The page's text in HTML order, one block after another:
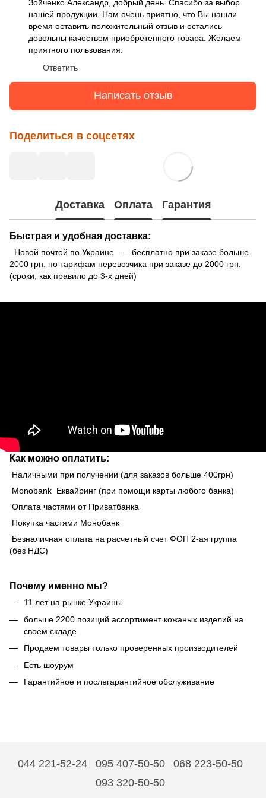
Зойченко Александр, добрый день. Спасибо за выбор
нашей продукции. Нам очень приятно, что Вы нашли
время оставить положительный отзыв и остались
довольны качеством приобретенного товара. Желаем
приятного пользования.
Ответить
Написать отзыв
Поделиться в соцсетях
Доставка Оплата Гарантия
Быстрая и удобная доставка:
Новой почтой по Украине — бесплатно при заказе больше
2000 грн. по тарифам перевозчика при заказе до 2000 грн.
(сроки, как правило до 3-х дней)
Как можно оплатить:
Наличными при получении (для заказов больше 400грн)
Monobank Еквайринг (при помощи карты любого банка)
Оплата частями от Приватбанка
Покупка частями Монобанк
Безналичная оплата на расчетный счет ФОП 2-ая группа
(без НДС)
Почему именно мы?
11 лет на рынке Украины
больше 2200 позиций ассортимент кожаных изделий на
своем складе
Продаем товары только проверенных производителей
Есть шоурум
Гарантийное и послегарантийное обслуживание
044 221-52-24 095 407-50-50
068 223-50-50
093 320-50-50